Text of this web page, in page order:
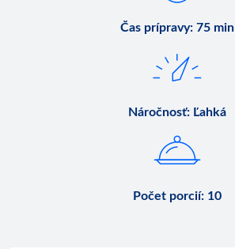
Čas prípravy: 75 min
Náročnosť: Ľahká
Počet porcií: 10